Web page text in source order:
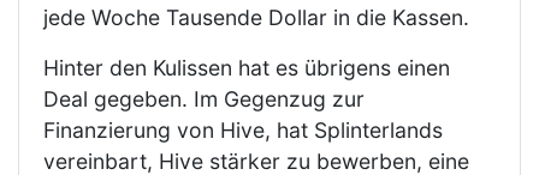
jede Woche Tausende Dollar in die Kassen.
Hinter den Kulissen hat es übrigens einen
Deal gegeben. Im Gegenzug zur
Finanzierung von Hive, hat Splinterlands
vereinbart, Hive stärker zu bewerben, eine